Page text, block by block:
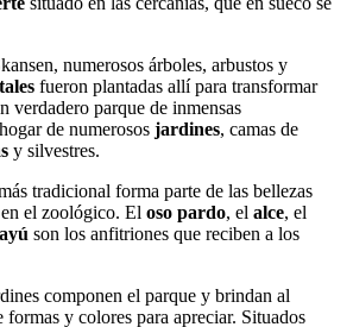
numerosos árboles, arbustos y
fueron plantadas allí para transformar
verdadero parque de inmensas
de numerosos jardines, camas de
y silvestres.
tradicional forma parte de las bellezas
el zoológico. El oso pardo, el alce, el
son los anfitriones que reciben a los
componen el parque y brindan al
y colores para apreciar. Situados